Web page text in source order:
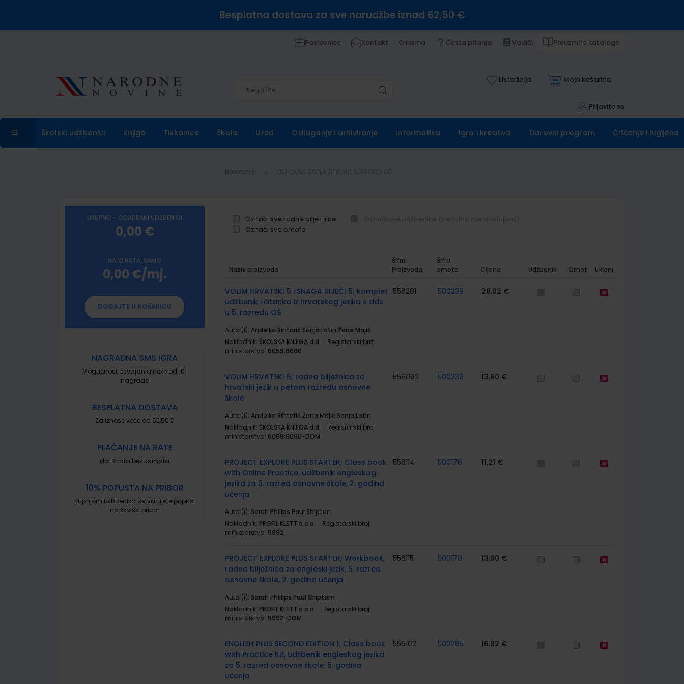
Besplatna dostava za sve narudžbe iznad 62,50 €
Poslovnice Kontakt O nama Česta pitanja Vodiči Preuzmite kataloge
Lista želja Moja košarica
Prijavite se
Školski udžbenici Knjige Tiskanice Škola Ured Odlaganje i arhiviranje Informatika Igra i kreativa Darovni program Čišćenje i higijena
Naslovna
UKUPNO - ODABRANI UDŽBENICI
0,00 €
NA 12 RATA, SAMO
0,00 €/mj.
DODAJTE U KOŠARICU
NAGRADNA SMS IGRA
Mogućnost osvajanja neke od 101
nagrade
BESPLATNA DOSTAVA
Za iznose veće od 62,50€
PLAĆANJE NA RATE
do 12 rata bez kamata
10% POPUSTA NA PRIBOR
Kupnjom udžbenika ostvarujete popust
na školski pribor
Označi sve radne bilježnice
Označi sve omote
proizvodi
Naziv proizvoda
Šifra
Proizvoda
Šifra
omota
Cijena Udžbenik Omot Ukloni
VOLIM HRVATSKI 5 i SNAGA RIJEČI 5; komplet
udžbenik i čitanka iz hrvatskog jezika s dds
u 5. razredu OŠ
Autor(i): Anđelka Rihtarić Sanja Latin Žana Majić
Nakladnik: ŠKOLSKA KNJIGA d.d.
Registarski broj
ministarstva: 6059;6060
556281 500239 28,02 €
VOLIM HRVATSKI 5; radna bilježnica za
hrvatski jezik u petom razredu osnovne
škole
Autor(i): Anđelka Rihtarić Žana Majić Sanja Latin
Nakladnik: ŠKOLSKA KNJIGA d.d.
Registarski broj
ministarstva: 6059;6060-DOM
556092 500239 13,60 €
PROJECT EXPLORE PLUS STARTER; Class book
with Online Practice, udžbenik engleskog
jezika za 5. razred osnovne škole, 2. godina
učenja
Autor(i): Sarah Philips Paul Shipton
Nakladnik: PROFIL KLETT d.o.o.
Registarski broj
ministarstva: 5992
556114 500178 11,21 €
PROJECT EXPLORE PLUS STARTER; Workbook,
radna bilježnica za engleski jezik, 5. razred
osnovne škole, 2. godina učenja
Autor(i): Sarah Phillips Paul Shiptom
Nakladnik: PROFIL KLETT d.o.o.
Registarski broj
ministarstva: 5992-DOM
556115 500178 13,00 €
ENGLISH PLUS SECOND EDITION 1; Class book
with Practice Kit, udžbenik engleskog jezika
za 5. razred osnovne škole, 5. godina
učenja
556102 500285 16,82 €